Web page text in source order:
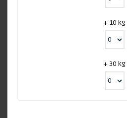
+ 10 kg
+ 30 kg